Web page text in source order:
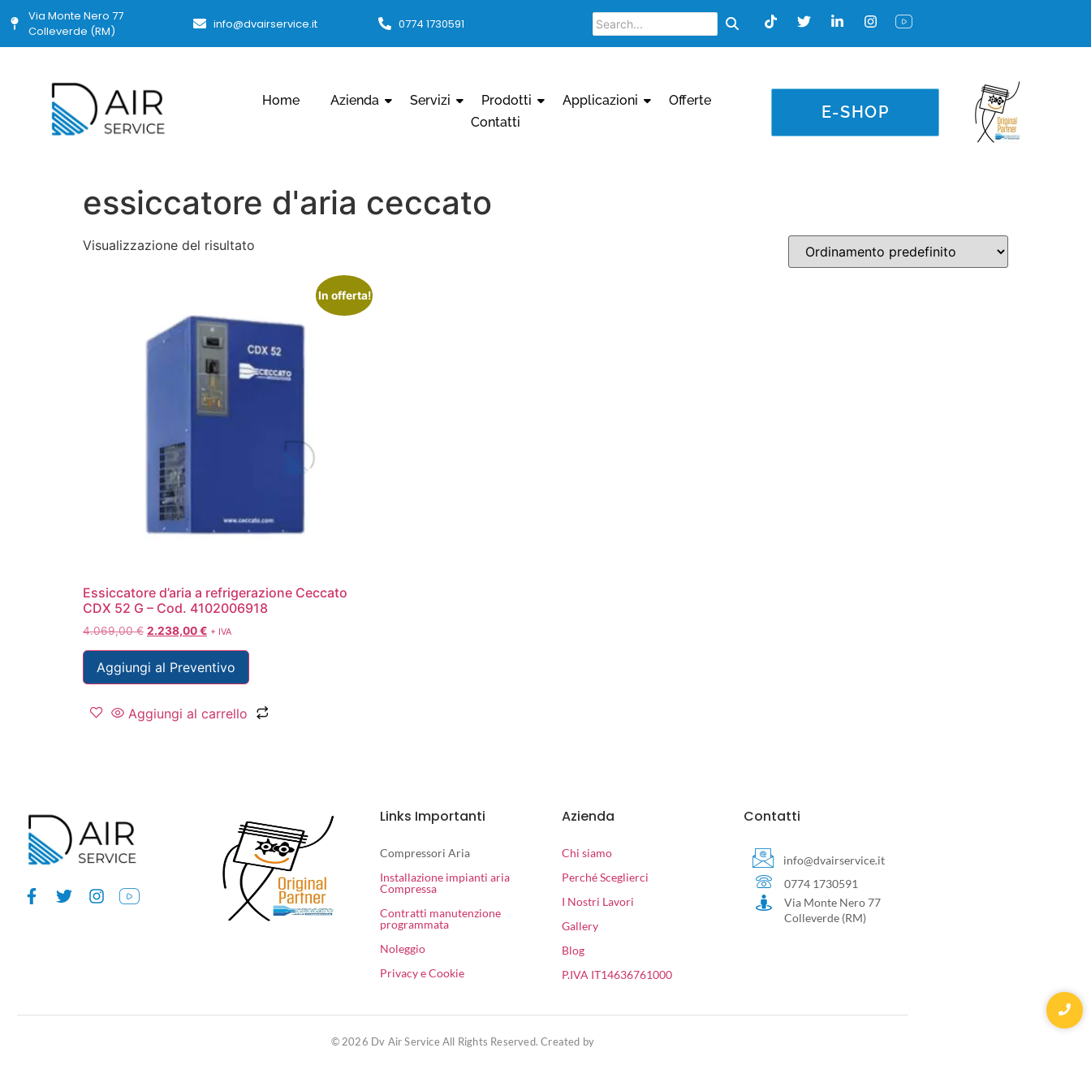
Via Monte Nero 77
Colleverde (RM)
info@dvairservice.it 0774 1730591
Home Azienda Servizi Prodotti Applicazioni
Offerte
Contatti
E-SHOP
essiccatore d'aria ceccato
Visualizzazione del risultato
In offerta!
Essiccatore d’aria a refrigerazione Ceccato
CDX 52 G – Cod. 4102006918
4.069,00€ 2.238,00€ + IVA
Aggiungi al Preventivo
Aggiungi al carrello
Links Importanti
Compressori Aria
Installazione impianti aria
Compressa
Contratti manutenzione
programmata
Noleggio
Privacy e Cookie
Azienda
Chi siamo
Perché Sceglierci
I Nostri Lavori
Gallery
Blog
P.IVA IT14636761000
Contatti
info@dvairservice.it
0774 1730591
Via Monte Nero 77
Colleverde (RM)
© 2026 Dv Air Service All Rights Reserved. Created by